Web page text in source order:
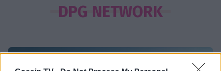
Αντόνιο Μπαντέρας: Η καρδιακή
προσβολή που του άλλαξε τη ζωή
DPG NETWORK